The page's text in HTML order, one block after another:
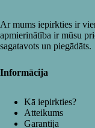
Ar mums iepirkties ir
apmierinātība ir mūsu
sagatavots un piegādāts.
Informācija
Kā iepirkties?
Atteikums
Garantija